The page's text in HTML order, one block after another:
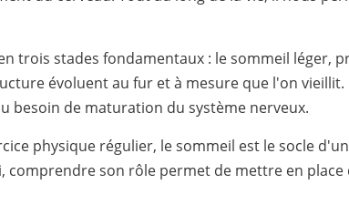
trois stades fondamentaux : le sommeil léger,
évoluent au fur et à mesure que l'on vieillit.
besoin de maturation du système nerveux.
physique régulier, le sommeil est le socle
comprendre son rôle permet de mettre en